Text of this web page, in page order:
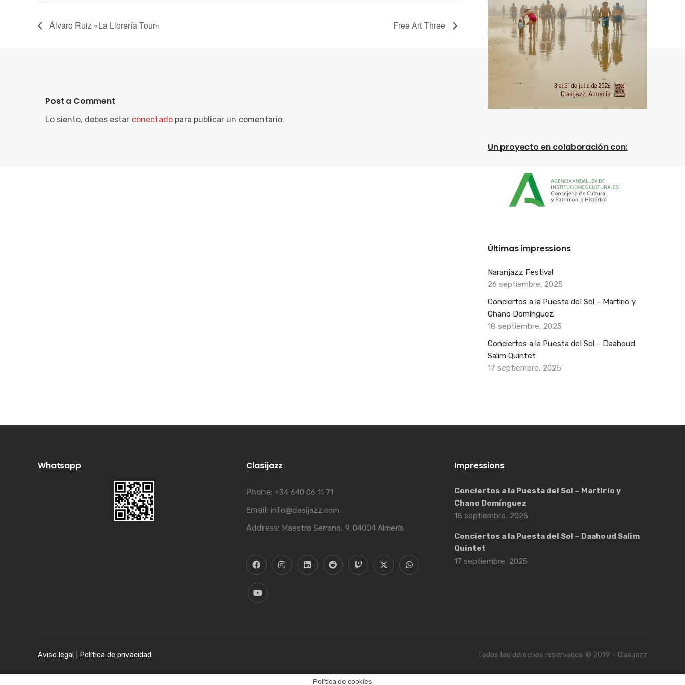
Álvaro Ruiz «La Llorería Tour» Free Art Three
Post a Comment
Lo siento, debes estar conectado para publicar un comentario.
Un proyecto en colaboración con:
Últimas impressions
Naranjazz Festival
26 septiembre, 2025
Conciertos a la Puesta del Sol – Martirio y
Chano Domínguez
18 septiembre, 2025
Conciertos a la Puesta del Sol – Daahoud
Salim Quintet
17 septiembre, 2025
Whatsapp Clasijazz
Phone: +34 640 06 11 71
Email: info@clasijazz.com
Address: Maestro Serrano, 9. 04004 Almería
Impressions
Conciertos a la Puesta del Sol – Martirio y
Chano Domínguez
18 septiembre, 2025
Conciertos a la Puesta del Sol – Daahoud Salim
Quintet
17 septiembre, 2025
Aviso legal Política de privacidad Todos los derechos reservados © 2019 - Clasijazz
Política de cookies